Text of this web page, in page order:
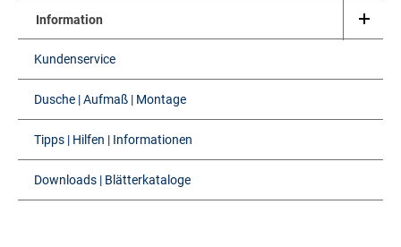
Information
Kundenservice
Dusche | Aufmaß | Montage
Tipps | Hilfen | Informationen
Downloads | Blätterkataloge